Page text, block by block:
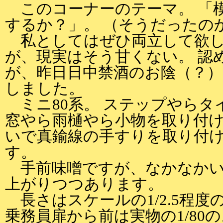
このコーナーのテーマ。 「
するか？」。 （そうだったの
私としてはぜひ両立して欲
が、現実はそう甘くない。 認
が、昨日日中禁酒のお陰（？
しました。
ミニ80系。 ステップやらタ
窓やら雨樋やら小物を取り付
いで真鍮線の手すりを取り付
す。
手前味噌ですが、なかなか
上がりつつあります。
長さはスケールの1/2.5程度
乗務員扉から前は実物の1/80